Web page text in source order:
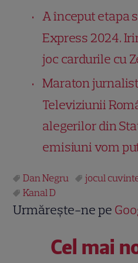
A început etapa
Express 2024.
joc cardurile cu
Maraton
Televiziunii
alegerilor din
emisiuni vom
Dan Negru
jocul
Kanal D
Urmărește-ne pe
Cel mai